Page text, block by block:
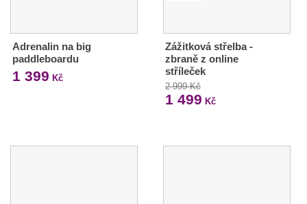
Adrenalin na big
paddleboardu
1 399 Kč
Zážitková střelba -
zbraně z online
stříleček
2 999 Kč
1 499 Kč